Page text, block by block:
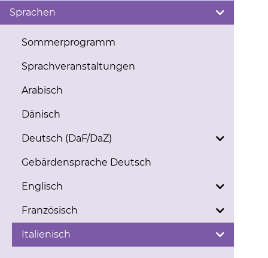
Sprachen
Sommerprogramm
Sprachveranstaltungen
Arabisch
Dänisch
Deutsch (DaF/DaZ)
Gebärdensprache Deutsch
Englisch
Französisch
Italienisch